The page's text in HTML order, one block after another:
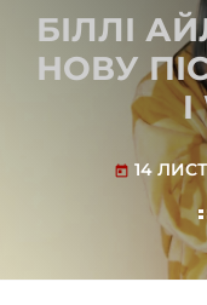
БІЛЛІ
НОВУ
I
today 14